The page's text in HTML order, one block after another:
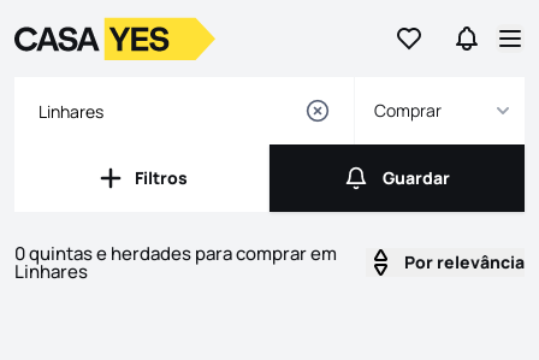
Ir para osIr para
LogoIr para a homepage
Comprar
Filtros
Filtros Guardar
Guardar
0 quintas e herdades para comprar em
Linhares Por relevância